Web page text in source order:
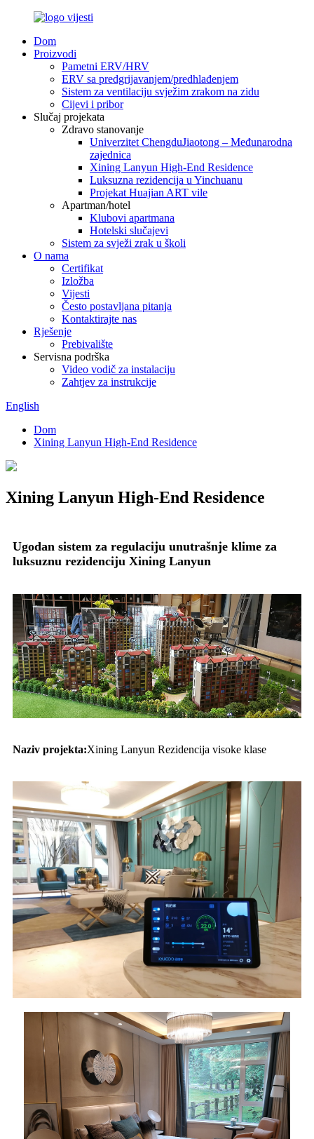
Dom
Proizvodi
Pametni ERV/HRV
ERV sa predgrijavanjem/predhlađenjem
Sistem za ventilaciju svježim zrakom na zidu
Cijevi i pribor
Slučaj projekata
Zdravo stanovanje
Univerzitet ChengduJiaotong – Međunarodna
zajednica
Xining Lanyun High-End Residence
Luksuzna rezidencija u Yinchuanu
Projekat Huajian ART vile
Apartman/hotel
Klubovi apartmana
Hotelski slučajevi
Sistem za svježi zrak u školi
O nama
Certifikat
Izložba
Vijesti
Često postavljana pitanja
Kontaktirajte nas
Rješenje
Prebivalište
Servisna podrška
Video vodič za instalaciju
Zahtjev za instrukcije
English
Dom
Xining Lanyun High-End Residence
Xining Lanyun High-End Residence
Ugodan sistem za regulaciju unutrašnje klime za
luksuznu rezidenciju Xining Lanyun
Naziv projekta:Xining Lanyun Rezidencija visoke klase